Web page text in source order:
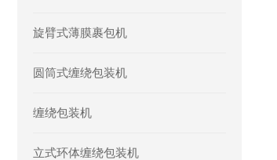
旋臂式薄膜裹包机
圆筒式缠绕包装机
缠绕包装机
立式环体缠绕包装机